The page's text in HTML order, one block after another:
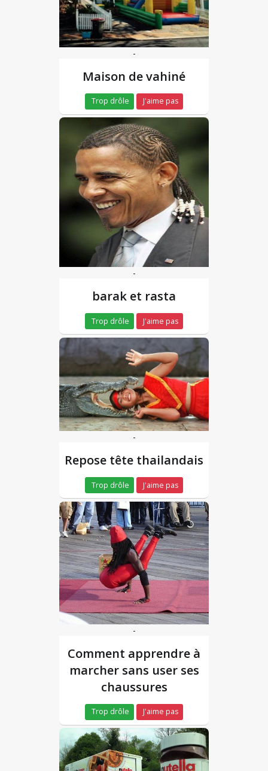
-
Maison de vahiné
Trop drôle J'aime pas
-
barak et rasta
Trop drôle J'aime pas
-
Repose tête thailandais
Trop drôle J'aime pas
-
Comment apprendre à
marcher sans user ses
chaussures
Trop drôle J'aime pas